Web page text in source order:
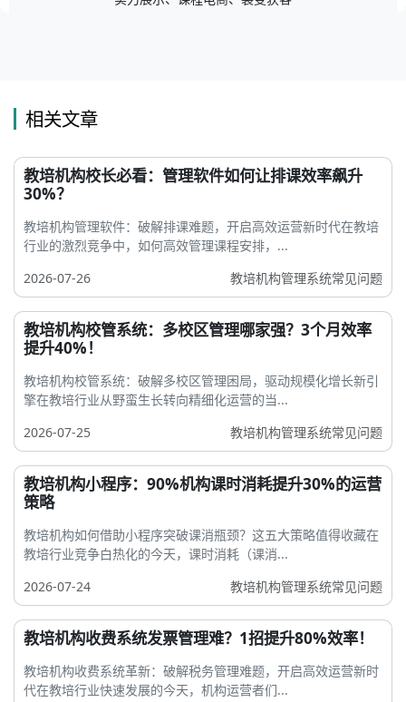
相关文章
教培机构校长必看：管理软件如何让排课效率飙升
30%？
教培机构管理软件：破解排课难题，开启高效运营新时代在教培
行业的激烈竞争中，如何高效管理课程安排，...
2026-07-26
教培机构管理系统常见问题
教培机构校管系统：多校区管理哪家强？3个月效率
提升40%！
教培机构校管系统：破解多校区管理困局，驱动规模化增长新引
擎在教培行业从野蛮生长转向精细化运营的当...
2026-07-25
教培机构管理系统常见问题
教培机构小程序：90%机构课时消耗提升30%的运营
策略
教培机构如何借助小程序突破课消瓶颈？这五大策略值得收藏在
教培行业竞争白热化的今天，课时消耗（课消...
2026-07-24
教培机构管理系统常见问题
教培机构收费系统发票管理难？1招提升80%效率！
教培机构收费系统革新：破解税务管理难题，开启高效运营新时
代在教培行业快速发展的今天，机构运营者们...